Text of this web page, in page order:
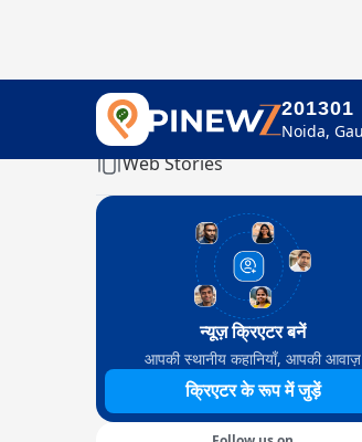
201301
Home
Web Stories
न्यूज़ क्रिएटर बनें
आपकी स्थानीय कहानियाँ, आपकी आवाज़
क्रिएटर के रूप में जुड़ें